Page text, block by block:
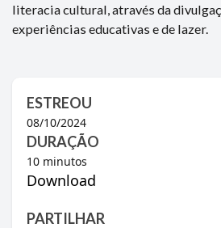
literacia cultural, através da
experiências educativas e de lazer.
ESTREOU
08/10/2024
DURAÇÃO
10 minutos
Download
PARTILHAR